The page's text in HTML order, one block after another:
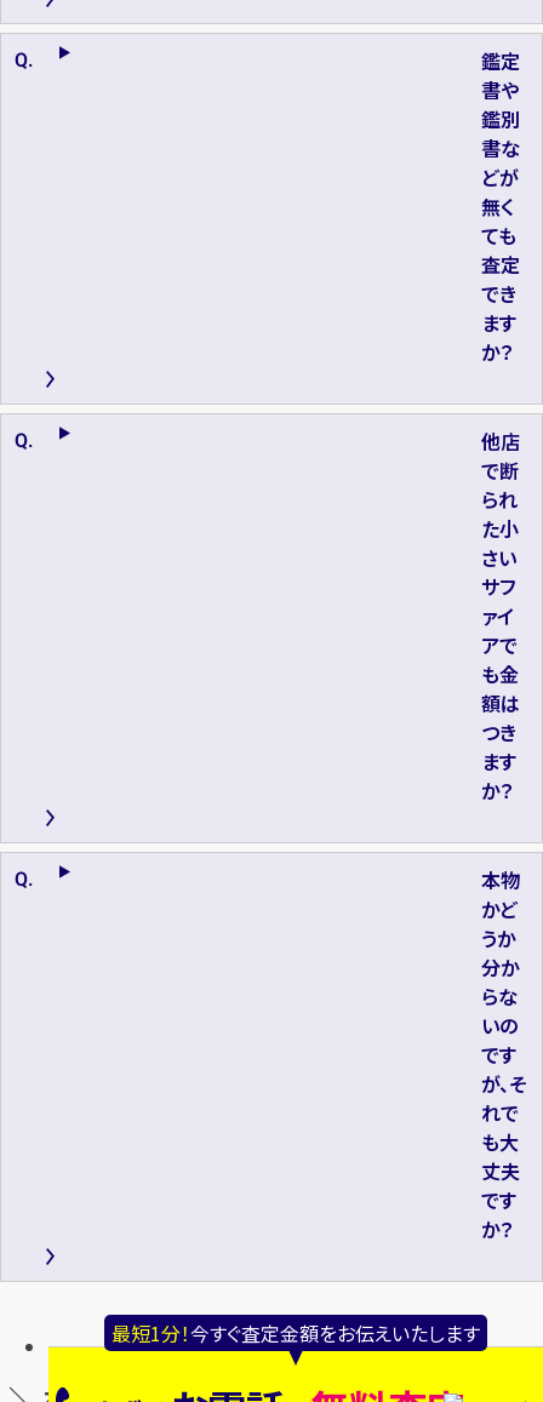
最短1分！今すぐ査定金額をお伝えいたします
鑑定
書や
鑑別
書な
どが
無く
ても
査定
でき
ます
か？
他店
で断
られ
た小
さい
サフ
ァイ
アで
も金
額は
つき
ます
か？
本物
かど
うか
分か
らな
いの
です
が、そ
れで
も大
丈夫
です
か？